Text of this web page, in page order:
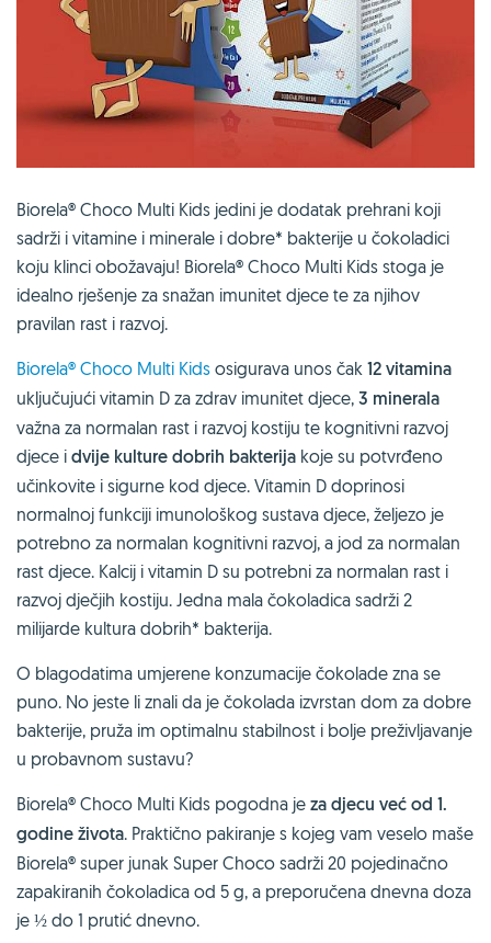
Biorela® Choco Multi Kids jedini je dodatak prehrani koji
sadrži i vitamine i minerale i dobre* bakterije u čokoladici
koju klinci obožavaju! Biorela® Choco Multi Kids stoga je
idealno rješenje za snažan imunitet djece te za njihov
pravilan rast i razvoj.
Biorela® Choco Multi Kids osigurava unos čak 12 vitamina
uključujući vitamin D za zdrav imunitet djece, 3 minerala
važna za normalan rast i razvoj kostiju te kognitivni razvoj
djece i dvije kulture dobrih bakterija koje su potvrđeno
učinkovite i sigurne kod djece. Vitamin D doprinosi
normalnoj funkciji imunološkog sustava djece, željezo je
potrebno za normalan kognitivni razvoj, a jod za normalan
rast djece. Kalcij i vitamin D su potrebni za normalan rast i
razvoj dječjih kostiju. Jedna mala čokoladica sadrži 2
milijarde kultura dobrih* bakterija.
O blagodatima umjerene konzumacije čokolade zna se
puno. No jeste li znali da je čokolada izvrstan dom za dobre
bakterije, pruža im optimalnu stabilnost i bolje preživljavanje
u probavnom sustavu?
Biorela® Choco Multi Kids pogodna je za djecu već od 1.
godine života. Praktično pakiranje s kojeg vam veselo maše
Biorela® super junak Super Choco sadrži 20 pojedinačno
zapakiranih čokoladica od 5 g, a preporučena dnevna doza
je ½ do 1 prutić dnevno.